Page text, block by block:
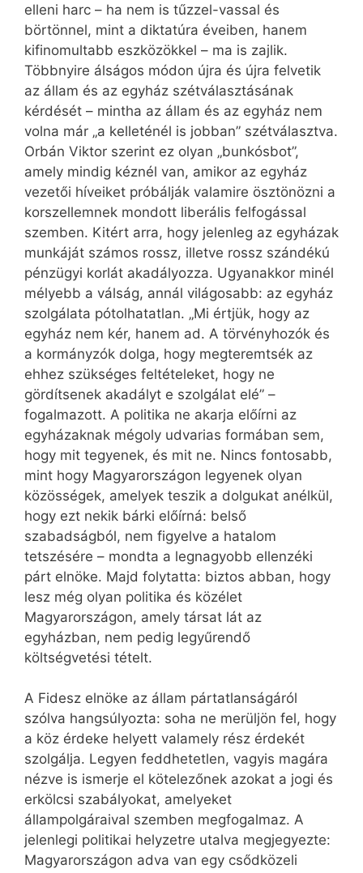
elleni harc – ha nem is tűzzel-vassal és
börtönnel, mint a diktatúra éveiben, hanem
kifinomultabb eszközökkel – ma is zajlik.
Többnyire álságos módon újra és újra felvetik
az állam és az egyház szétválasztásának
kérdését – mintha az állam és az egyház nem
volna már „a kelleténél is jobban” szétválasztva.
Orbán Viktor szerint ez olyan „bunkósbot”,
amely mindig kéznél van, amikor az egyház
vezetői híveiket próbálják valamire ösztönözni a
korszellemnek mondott liberális felfogással
szemben. Kitért arra, hogy jelenleg az egyházak
munkáját számos rossz, illetve rossz szándékú
pénzügyi korlát akadályozza. Ugyanakkor minél
mélyebb a válság, annál világosabb: az egyház
szolgálata pótolhatatlan. „Mi értjük, hogy az
egyház nem kér, hanem ad. A törvényhozók és
a kormányzók dolga, hogy megteremtsék az
ehhez szükséges feltételeket, hogy ne
gördítsenek akadályt e szolgálat elé” –
fogalmazott. A politika ne akarja előírni az
egyházaknak mégoly udvarias formában sem,
hogy mit tegyenek, és mit ne. Nincs fontosabb,
mint hogy Magyarországon legyenek olyan
közösségek, amelyek teszik a dolgukat anélkül,
hogy ezt nekik bárki előírná: belső
szabadságból, nem figyelve a hatalom
tetszésére – mondta a legnagyobb ellenzéki
párt elnöke. Majd folytatta: biztos abban, hogy
lesz még olyan politika és közélet
Magyarországon, amely társat lát az
egyházban, nem pedig legyűrendő
költségvetési tételt.
A Fidesz elnöke az állam pártatlanságáról
szólva hangsúlyozta: soha ne merüljön fel, hogy
a köz érdeke helyett valamely rész érdekét
szolgálja. Legyen feddhetetlen, vagyis magára
nézve is ismerje el kötelezőnek azokat a jogi és
erkölcsi szabályokat, amelyeket
állampolgáraival szemben megfogalmaz. A
jelenlegi politikai helyzetre utalva megjegyezte:
Magyarországon adva van egy csődközeli